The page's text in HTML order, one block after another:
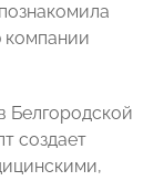
компании
Белгородской
создает